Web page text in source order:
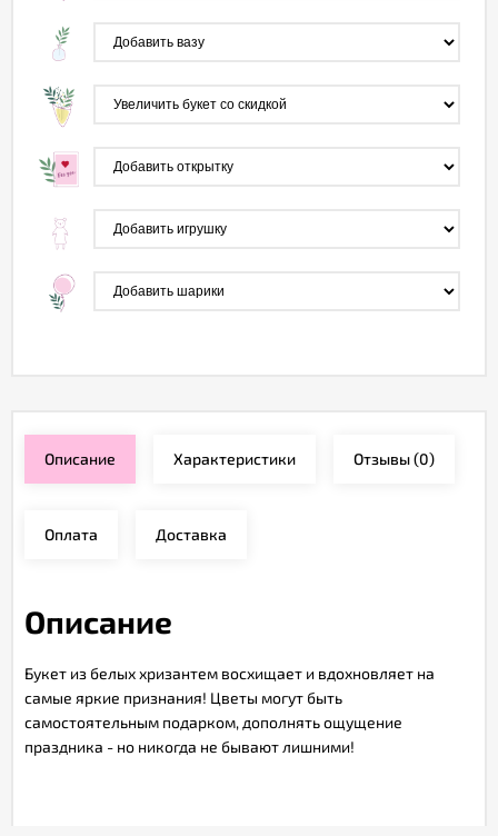
Описание Характеристики Отзывы(0)
Оплата Доставка
Описание
Букет из белых хризантем восхищает и вдохновляет на
самые яркие признания! Цветы могут быть
самостоятельным подарком, дополнять ощущение
праздника - но никогда не бывают лишними!